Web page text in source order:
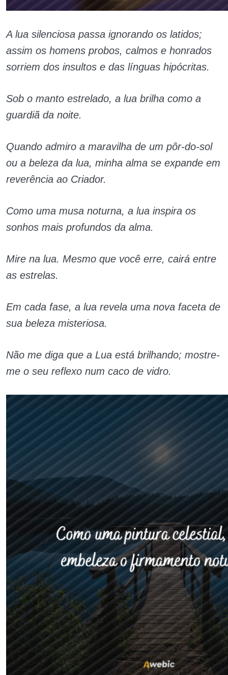
A lua silenciosa passa ignorando os latidos;
assim os homens probos, calmos e honrados
sorriem dos insultos e das línguas hipócritas.
Sob o manto estrelado, a lua brilha como a
guardiã da noite.
Quando admiro a maravilha de um pôr-do-sol
ou a beleza da lua, minha alma se expande em
reverência ao Criador.
Como uma musa noturna, a lua inspira os
sonhos mais profundos da alma.
Mire na lua. Mesmo que você erre, cairá entre
as estrelas.
Em cada fase, a lua revela uma nova faceta de
sua beleza misteriosa.
Não me diga que a Lua está brilhando; mostre-
me o seu reflexo num caco de vidro.